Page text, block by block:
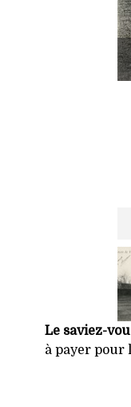
Le saviez-
à payer pour